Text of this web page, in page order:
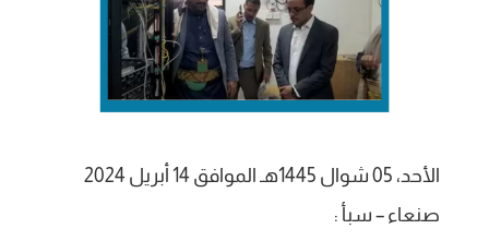
الأحد، 05 شوال 1445هـ الموافق 14 أبريل 2024
صنعاء – سبأ :